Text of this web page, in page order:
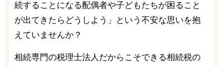
続することになる配偶者や子どもたちが困ること
が出てきたらどうしよう」という不安な思いを抱
えていませんか？
相続専門の税理士法人だからこそできる相続税の